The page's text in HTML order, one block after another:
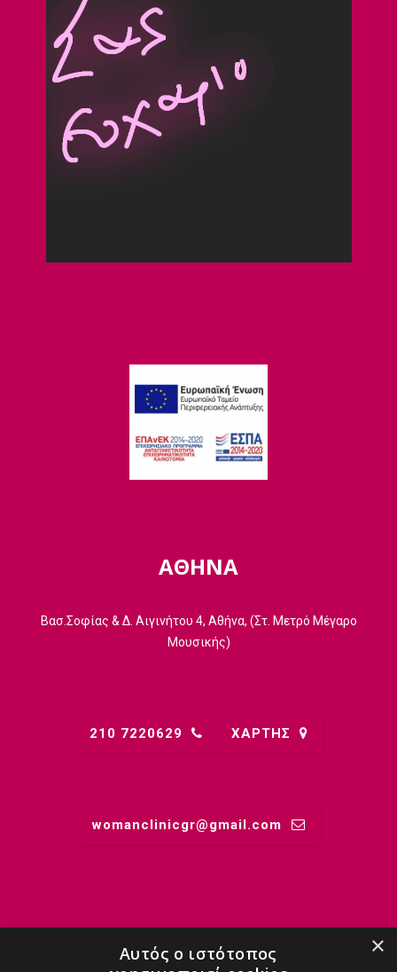
ΑΘΗΝΑ
Βασ.Σοφίας & Δ. Αιγινήτου 4, Αθήνα, (Στ. Μετρό Μέγαρο
Μουσικής)
210 7220629 ΧΑΡΤΗΣ
womanclinicgr@gmail.comㅤ
ΜΑΙΕΣ ×
Αυτός ο ιστότοπος